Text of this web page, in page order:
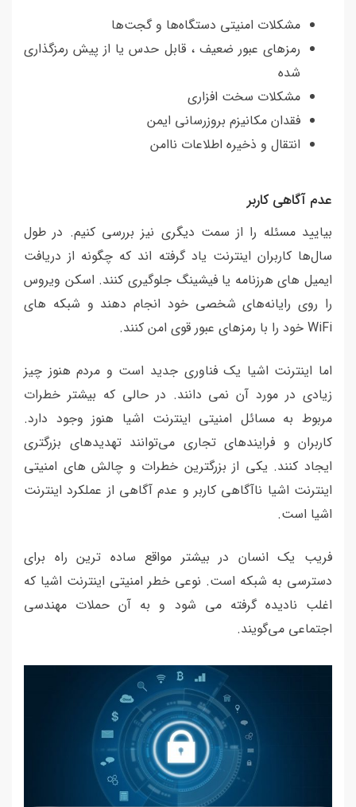
مشکلات امنیتی دستگاه‌ها و گجت‌ها
رمزهای عبور ضعیف ، قابل حدس یا از پیش رمزگذاری
شده
مشکلات سخت افزاری
فقدان مکانیزم بروزرسانی ایمن
انتقال و ذخیره اطلاعات ناامن
عدم آگاهی کاربر
بیایید مسئله را از سمت دیگری نیز بررسی کنیم. در طول
سال‌ها کاربران اینترنت یاد گرفته اند که چگونه از دریافت
ایمیل های هرزنامه یا فیشینگ جلوگیری کنند. اسکن ویروس
را روی رایانه‌های شخصی خود انجام دهند و شبکه های
WiFi خود را با رمزهای عبور قوی امن کنند.
اما اینترنت اشیا یک فناوری جدید است و مردم هنوز چیز
زیادی در مورد آن نمی دانند. در حالی که بیشتر خطرات
مربوط به مسائل امنیتی اینترنت اشیا هنوز وجود دارد.
کاربران و فرایندهای تجاری می‌توانند تهدیدهای بزرگتری
ایجاد کنند. یکی از بزرگترین خطرات و چالش های امنیتی
اینترنت اشیا ناآگاهی کاربر و عدم آگاهی از عملکرد اینترنت
اشیا است.
فریب یک انسان در بیشتر مواقع ساده ترین راه برای
دسترسی به شبکه است. نوعی خطر امنیتی اینترنت اشیا که
اغلب نادیده گرفته می شود و به آن حملات مهندسی
اجتماعی می‌گویند.